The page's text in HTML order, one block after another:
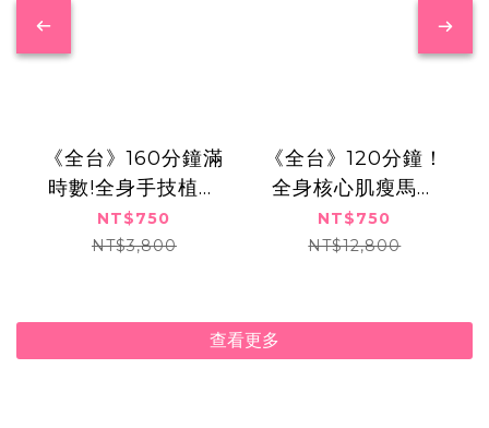
《全台》160分鐘滿
時數!全身手技植萃
深層SPA芳療之
旅,750元
NT$750
NT$3,800
《全台》120分鐘！
全身核心肌瘦馬甲
體雕+極塑爆汗甩脂
課程,750元
NT$750
NT$12,800
查看更多